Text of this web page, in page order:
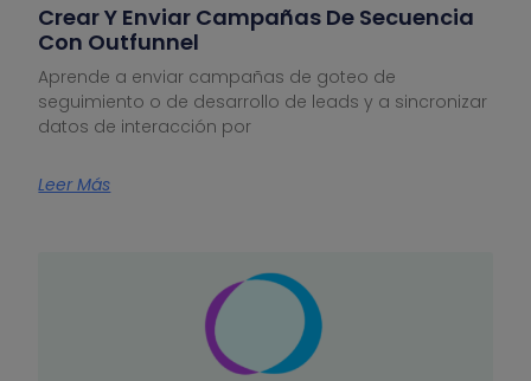
Crear Y Enviar Campañas De Secuencia
Con Outfunnel
Aprende a enviar campañas de goteo de
seguimiento o de desarrollo de leads y a sincronizar
datos de interacción por
Leer Más